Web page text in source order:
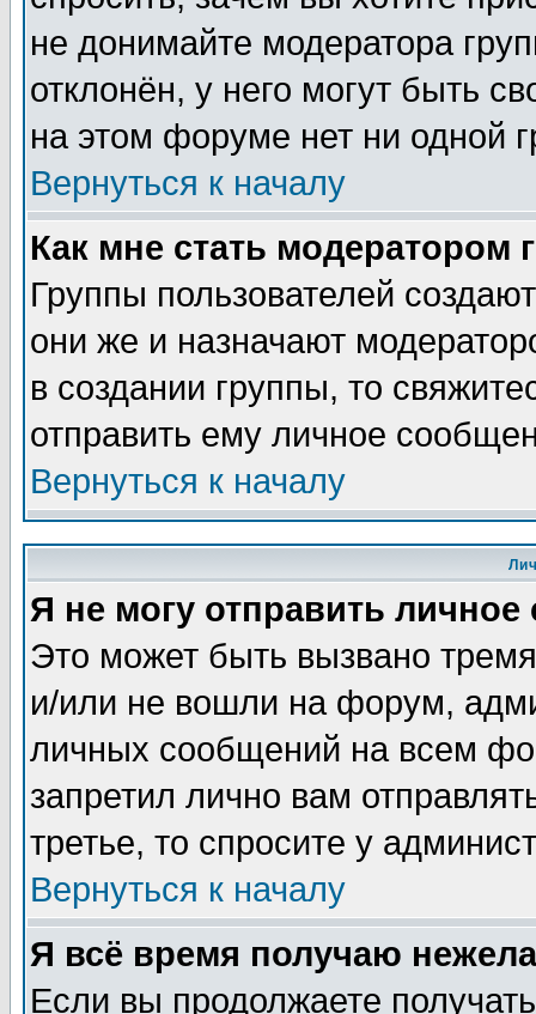
не донимайте модератора
отклонён, у него могут быть
на этом форуме нет ни одной
Вернуться к началу
Как мне стать модератором
Группы пользователей
они же и назначают
в создании группы, то
отправить ему личное
Вернуться к началу
Я не могу отправить
Это может быть вызвано
и/или не вошли на форум,
личных сообщений на всем
запретил лично вам
третье, то спросите у
Вернуться к началу
Я всё время получаю
Если вы продолжаете